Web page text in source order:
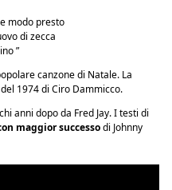
modo presto
di zecca
”
canzone di Natale. La
1974 di Ciro Dammicco.
anni dopo da Fred Jay. I testi di
maggior successodi Johnny